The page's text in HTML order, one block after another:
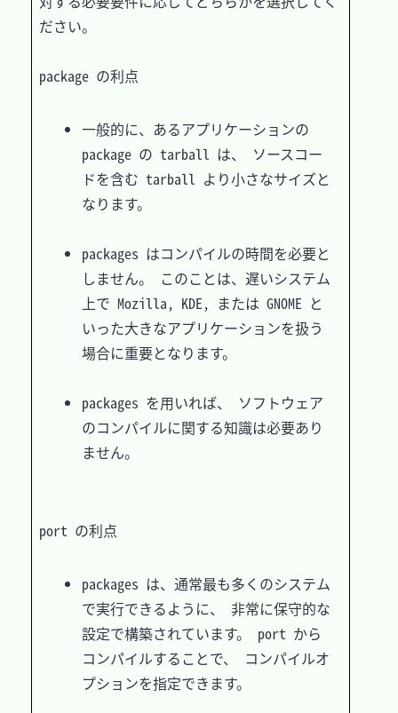
ださい。
package の利点
一般的に、あるアプリケーションの
package の tarball は、 ソースコー
ドを含む tarball より小さなサイズと
なります。
packages はコンパイルの時間を必要と
しません。 このことは、遅いシステム
上で Mozilla, KDE, または GNOME と
いった大きなアプリケーションを扱う
場合に重要となります。
packages を用いれば、 ソフトウェア
のコンパイルに関する知識は必要あり
ません。
port の利点
packages は、通常最も多くのシステム
で実行できるように、 非常に保守的な
設定で構築されています。 port から
コンパイルすることで、 コンパイルオ
プションを指定できます。